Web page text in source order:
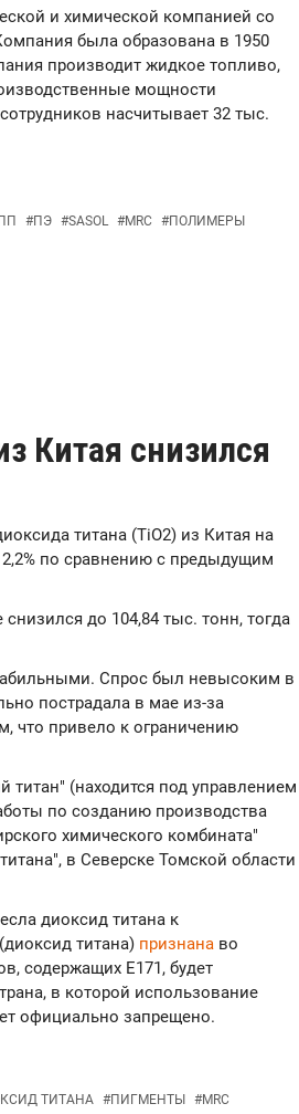
и химической компанией со
была образована в 1950
производит жидкое топливо,
мощности
насчитывает 32 тыс.
#ПЭ #SASOL #MRC #ПОЛИМЕРЫ
Китая снизился
титана (TiO2) из Китая на
по сравнению с предыдущим
до 104,84 тыс. тонн, тогда
Спрос был невысоким в
пострадала в мае из-за
что привело к ограничению
(находится под управлением
по созданию производства
химического комбината"
в Северске Томской области
диоксид титана к
титана) признана во
содержащих Е171, будет
в которой использование
официально запрещено.
ТИТАНА #ПИГМЕНТЫ #MRC